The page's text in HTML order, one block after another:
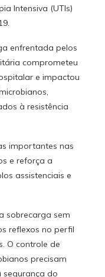
Intensiva (UTIs)
enfrentada pelos
comprometeu
e impactou
à resistência
importantes nas
e reforça a
assistenciais e
sobrecarga sem
reflexos no perfil
O controle de
precisam
segurança do